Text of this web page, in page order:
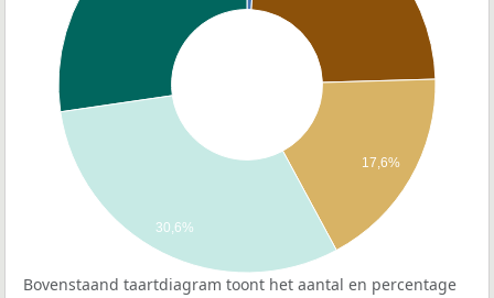
17,6%
30,6%
Bovenstaand taartdiagram toont het aantal en percentage